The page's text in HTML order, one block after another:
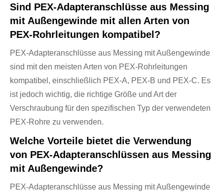
Sind PEX-Adapteranschlüsse aus Messing
mit Außengewinde mit allen Arten von
PEX-Rohrleitungen kompatibel?
PEX-Adapteranschlüsse aus Messing mit Außengewinde
sind mit den meisten Arten von PEX-Rohrleitungen
kompatibel, einschließlich PEX-A, PEX-B und PEX-C. Es
ist jedoch wichtig, die richtige Größe und Art der
Verschraubung für den spezifischen Typ der verwendeten
PEX-Rohre zu verwenden.
Welche Vorteile bietet die Verwendung
von PEX-Adapteranschlüssen aus Messing
mit Außengewinde?
PEX-Adapteranschlüsse aus Messing mit Außengewinde